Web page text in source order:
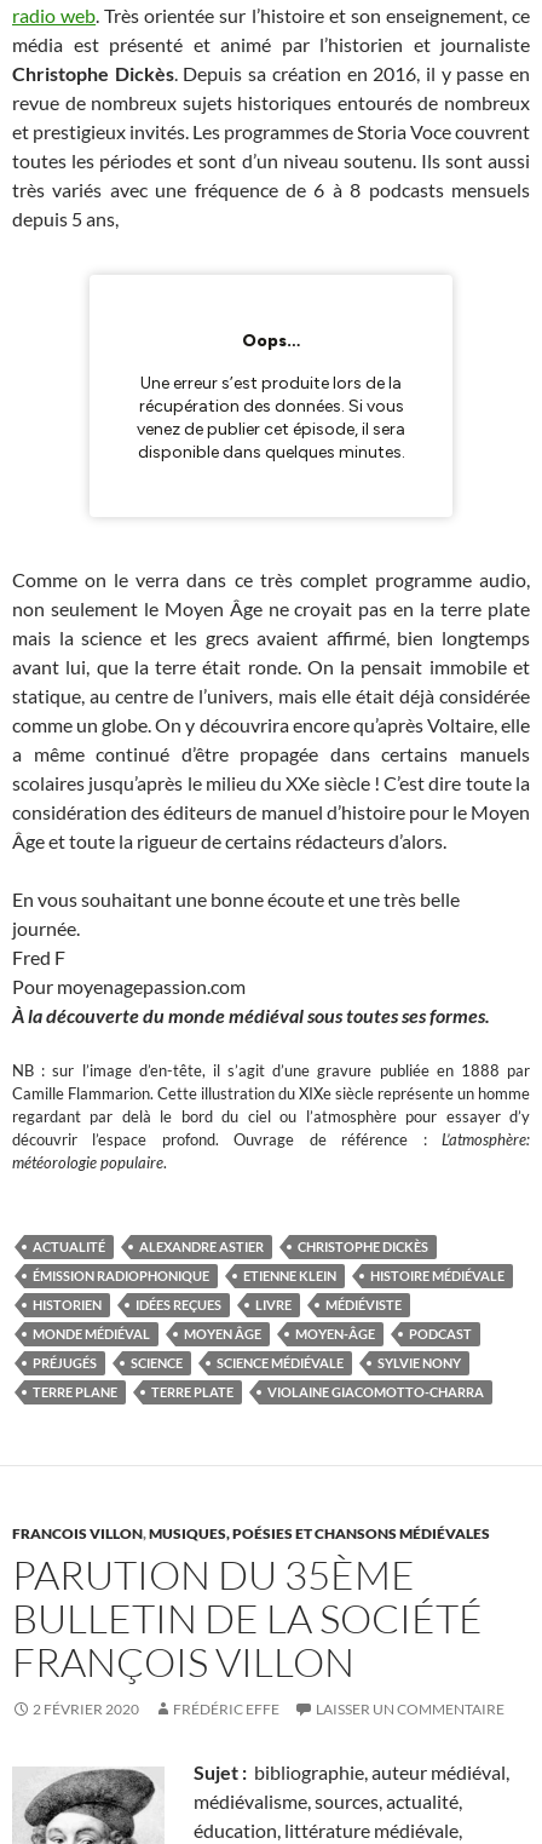
radio web. Très orientée sur l’histoire et son enseignement, ce
média est présenté et animé par l’historien et journaliste
Christophe Dickès. Depuis sa création en 2016, il y passe en
revue de nombreux sujets historiques entourés de nombreux
et prestigieux invités. Les programmes de Storia Voce couvrent
toutes les périodes et sont d’un niveau soutenu. Ils sont aussi
très variés avec une fréquence de 6 à 8 podcasts mensuels
depuis 5 ans,
Comme on le verra dans ce très complet programme audio,
non seulement le Moyen Âge ne croyait pas en la terre plate
mais la science et les grecs avaient affirmé, bien longtemps
avant lui, que la terre était ronde. On la pensait immobile et
statique, au centre de l’univers, mais elle était déjà considérée
comme un globe. On y découvrira encore qu’après Voltaire, elle
a même continué d’être propagée dans certains manuels
scolaires jusqu’après le milieu du XXe siècle ! C’est dire toute la
considération des éditeurs de manuel d’histoire pour le Moyen
Âge et toute la rigueur de certains rédacteurs d’alors.
En vous souhaitant une bonne écoute et une très belle
journée.
Fred F
Pour moyenagepassion.com
À la découverte du monde médiéval sous toutes ses formes.
NB : sur l’image d’en-tête, il s’agit d’une gravure publiée en 1888 par
Camille Flammarion. Cette illustration du XIXe siècle représente un homme
regardant par delà le bord du ciel ou l’atmosphère pour essayer d’y
découvrir l’espace profond. Ouvrage de référence : L’atmosphère:
météorologie populaire.
ACTUALITÉ ALEXANDRE ASTIER
CHRISTOPHE DICKÈS
ÉMISSION RADIOPHONIQUE
ETIENNE KLEIN
HISTOIRE MÉDIÉVALE
HISTORIEN
IDÉES REÇUES LIVRE
MÉDIÉVISTE
MONDE MÉDIÉVAL
MOYEN ÂGE MOYEN-ÂGE
PODCAST
PRÉJUGÉS
SCIENCE SCIENCE MÉDIÉVALE
SYLVIE NONY
TERRE PLANE
TERRE PLATE VIOLAINE GIACOMOTTO-CHARRA
FRANCOIS VILLON,MUSIQUES, POÉSIES ET CHANSONS MÉDIÉVALES
PARUTION DU 35ÈME
BULLETIN DE LA SOCIÉTÉ
FRANÇOIS VILLON
2 FÉVRIER 2020 FRÉDÉRIC EFFE LAISSER UN COMMENTAIRE
Sujet : bibliographie, auteur médiéval,
médiévalisme, sources, actualité,
éducation, littérature médiévale,